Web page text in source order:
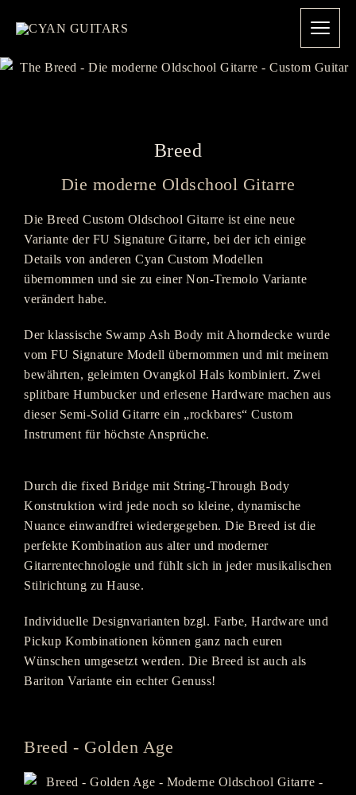
Breed
Die moderne Oldschool Gitarre
Die Breed Custom Oldschool Gitarre ist eine neue
Variante der FU Signature Gitarre, bei der ich einige
Details von anderen Cyan Custom Modellen
übernommen und sie zu einer Non-Tremolo Variante
verändert habe.
Der klassische Swamp Ash Body mit Ahorndecke wurde
vom FU Signature Modell übernommen und mit meinem
bewährten, geleimten Ovangkol Hals kombiniert. Zwei
splitbare Humbucker und erlesene Hardware machen aus
dieser Semi-Solid Gitarre ein „rockbares“ Custom
Instrument für höchste Ansprüche.
Durch die fixed Bridge mit String-Through Body
Konstruktion wird jede noch so kleine, dynamische
Nuance einwandfrei wiedergegeben. Die Breed ist die
perfekte Kombination aus alter und moderner
Gitarrentechnologie und fühlt sich in jeder musikalischen
Stilrichtung zu Hause.
Individuelle Designvarianten bzgl. Farbe, Hardware und
Pickup Kombinationen können ganz nach euren
Wünschen umgesetzt werden. Die Breed ist auch als
Bariton Variante ein echter Genuss!
Breed - Golden Age